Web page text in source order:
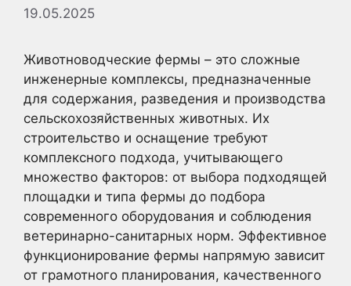
19.05.2025
Животноводческие фермы – это сложные
инженерные комплексы, предназначенные
для содержания, разведения и производства
сельскохозяйственных животных. Их
строительство и оснащение требуют
комплексного подхода, учитывающего
множество факторов: от выбора подходящей
площадки и типа фермы до подбора
современного оборудования и соблюдения
ветеринарно-санитарных норм. Эффективное
функционирование фермы напрямую зависит
от грамотного планирования, качественного